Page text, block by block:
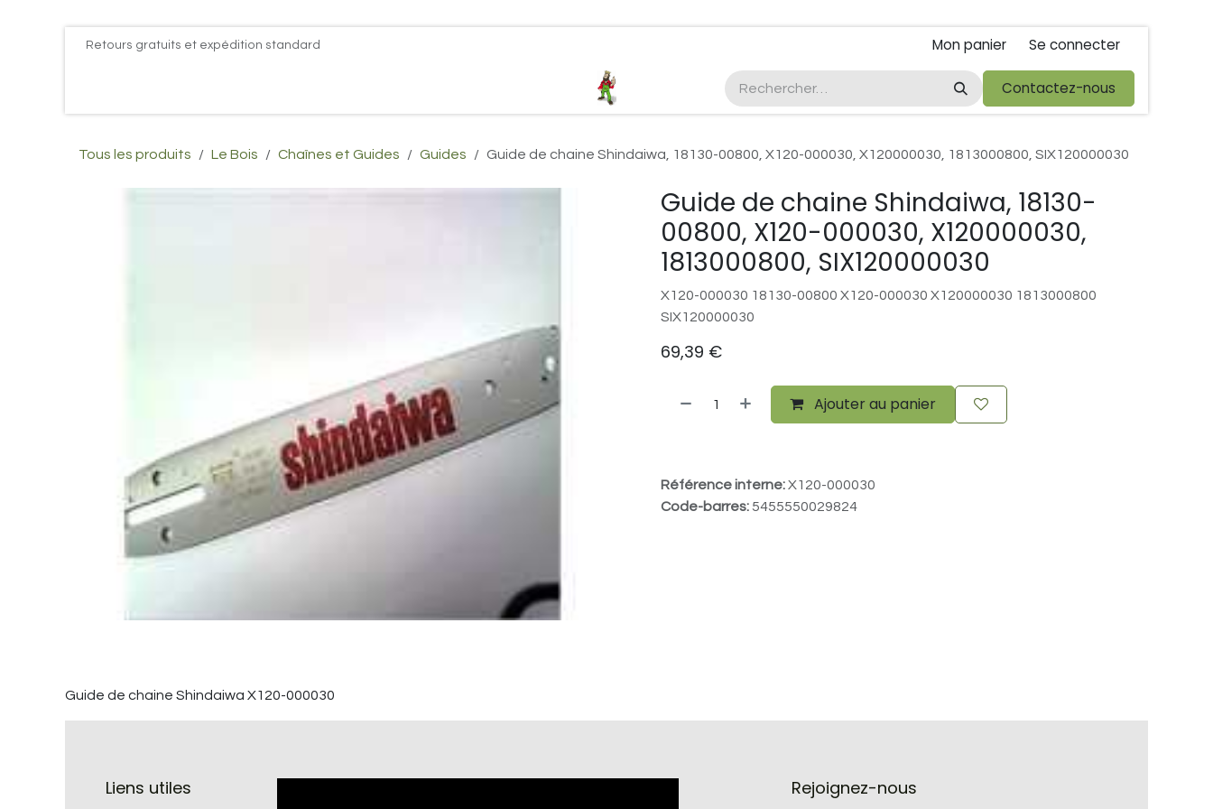
Se rendre au contenuRetours gratuits et expédition standard Mon panier Se connecter
Plus d'infos Kubota 38cv EGO Kubota foire de libramont Droit de rétractations
Contactez-nous
Tous les produits Le Bois Chaînes et Guides Guides Guide de chaine Shindaiwa, 18130-00800, X120-000030, X120000030, 1813000800, SIX120000030
Guide de chaine Shindaiwa, 18130-
00800, X120-000030, X120000030,
1813000800, SIX120000030
X120-000030 18130-00800 X120-000030 X120000030 1813000800
SIX120000030
69,39 €
Ajouter au panier
Référence interne:X120-000030
Code-barres:5455550029824
Guide de chaine Shindaiwa X120-000030
Liens utiles Rejoignez-nous